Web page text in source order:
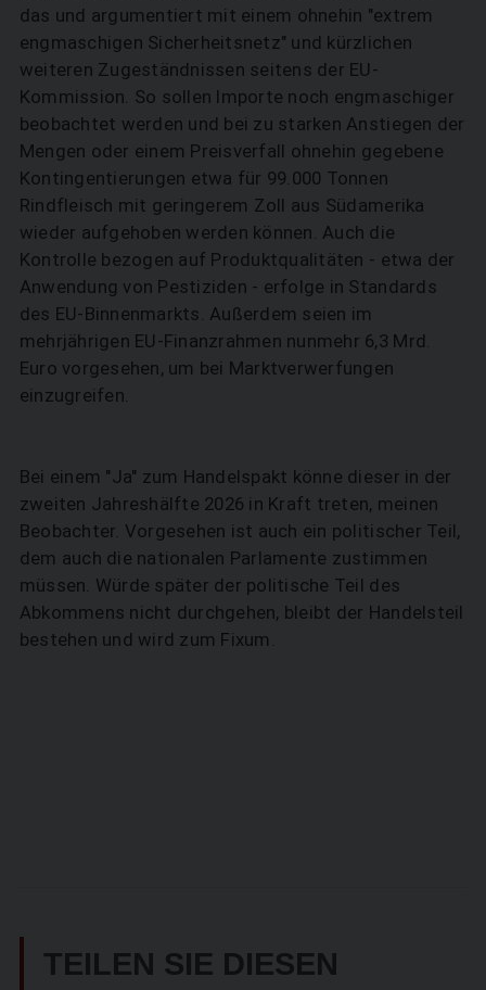
das und argumentiert mit einem ohnehin "extrem
engmaschigen Sicherheitsnetz" und kürzlichen
weiteren Zugeständnissen seitens der EU-
Kommission. So sollen Importe noch engmaschiger
beobachtet werden und bei zu starken Anstiegen der
Mengen oder einem Preisverfall ohnehin gegebene
Kontingentierungen etwa für 99.000 Tonnen
Rindfleisch mit geringerem Zoll aus Südamerika
wieder aufgehoben werden können. Auch die
Kontrolle bezogen auf Produktqualitäten - etwa der
Anwendung von Pestiziden - erfolge in Standards
des EU-Binnenmarkts. Außerdem seien im
mehrjährigen EU-Finanzrahmen nunmehr 6,3 Mrd.
Euro vorgesehen, um bei Marktverwerfungen
einzugreifen.
Bei einem "Ja" zum Handelspakt könne dieser in der
zweiten Jahreshälfte 2026 in Kraft treten, meinen
Beobachter. Vorgesehen ist auch ein politischer Teil,
dem auch die nationalen Parlamente zustimmen
müssen. Würde später der politische Teil des
Abkommens nicht durchgehen, bleibt der Handelsteil
bestehen und wird zum Fixum.
TEILEN SIE DIESEN